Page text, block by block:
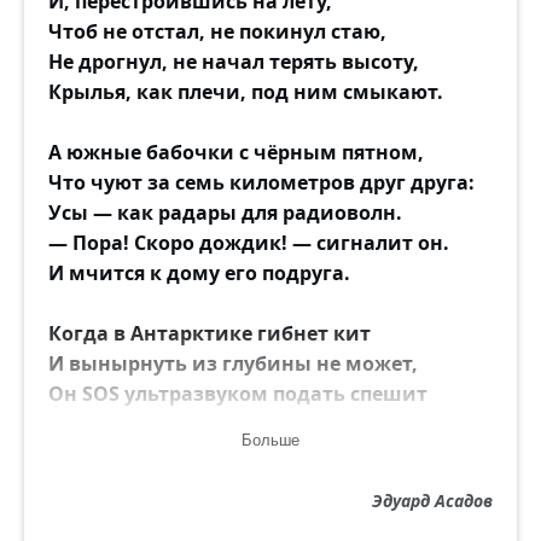
Чтоб не отстал, не покинул стаю,
Не дрогнул, не начал терять высоту,
Крылья, как плечи, под ним смыкают.
А южные бабочки с чёрным пятном,
Что чуют за семь километров друг друга:
Усы — как радары для радиоволн.
— Пора! Скоро дождик! — сигналит он.
И мчится к дому его подруга.
Когда в Антарктике гибнет кит
И вынырнуть из глубины не может,
Он SOS ультразвуком подать спешит
Как по команде, на дно ныряют,
Больше
Эдуард Асадов